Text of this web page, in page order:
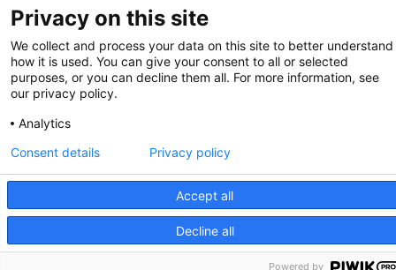
productos ofrecidos por igus® son los de igus®
GmbH.
Privacy on this site
We collect and process your data on this site to better understand
how it is used. You can give your consent to all or selected
purposes, or you can decline them all. For more information, see
our privacy policy.
Analytics
Accept all
Decline all
Consent details Privacy policy
Powered by